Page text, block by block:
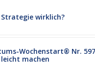
wirklich?
Wochenstart® Nr.
leicht machen